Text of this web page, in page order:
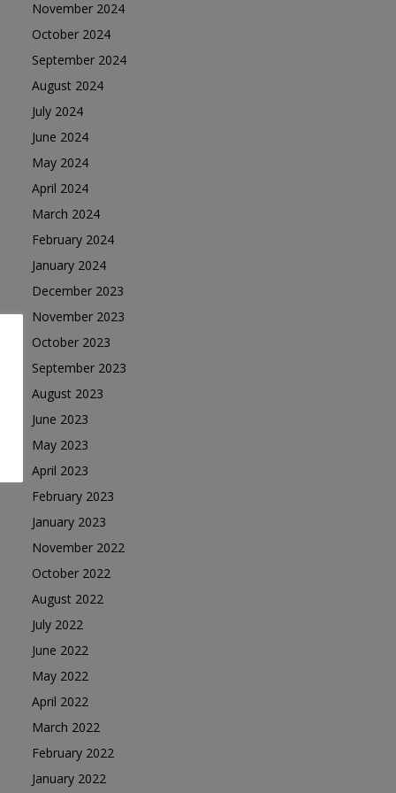
November 2024
October 2024
September 2024
August 2024
July 2024
June 2024
May 2024
April 2024
March 2024
February 2024
January 2024
December 2023
November 2023
October 2023
September 2023
August 2023
June 2023
May 2023
April 2023
February 2023
January 2023
November 2022
October 2022
August 2022
July 2022
June 2022
May 2022
April 2022
March 2022
February 2022
January 2022